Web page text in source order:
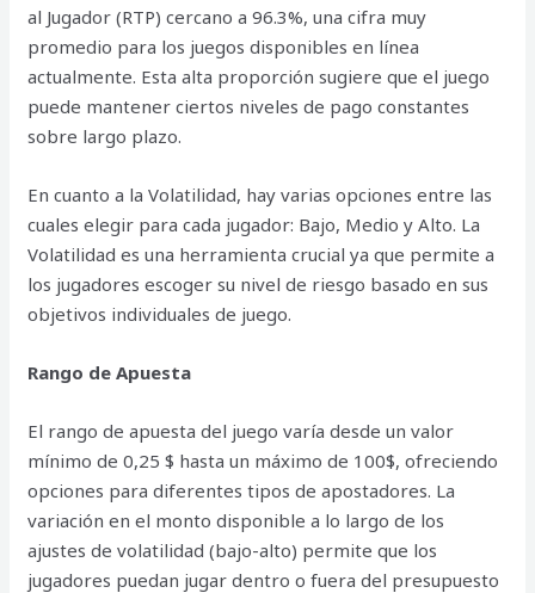
al Jugador (RTP) cercano a 96.3%, una cifra muy
promedio para los juegos disponibles en línea
actualmente. Esta alta proporción sugiere que el juego
puede mantener ciertos niveles de pago constantes
sobre largo plazo.
En cuanto a la Volatilidad, hay varias opciones entre las
cuales elegir para cada jugador: Bajo, Medio y Alto. La
Volatilidad es una herramienta crucial ya que permite a
los jugadores escoger su nivel de riesgo basado en sus
objetivos individuales de juego.
Rango de Apuesta
El rango de apuesta del juego varía desde un valor
mínimo de 0,25 $ hasta un máximo de 100$, ofreciendo
opciones para diferentes tipos de apostadores. La
variación en el monto disponible a lo largo de los
ajustes de volatilidad (bajo-alto) permite que los
jugadores puedan jugar dentro o fuera del presupuesto